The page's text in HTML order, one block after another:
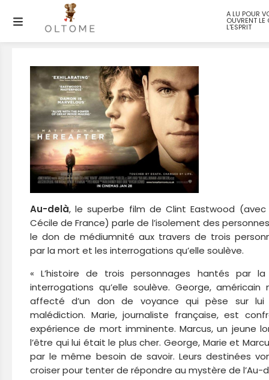
A LU POUR
OUVRENT LE
L'ESPRIT
Au-delà (Hereafter)
Au-delà, le superbe film de Clint Eastwood (avec
Cécile de France) parle de l’isolement des
le don de médiumnité aux travers de trois
par la mort et les interrogations qu’elle soulève.
«L’histoire de trois personnages hantés par
interrogations qu’elle soulève. George,
affecté d’un don de voyance qui pèse sur lui
malédiction. Marie, journaliste française, est
expérience de mort imminente. Marcus, un jeune
l’être qui lui était le plus cher. George, Marie et
par le même besoin de savoir. Leurs destinées
croiser pour tenter de répondre au mystère de l’Au-